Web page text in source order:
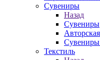
Сувениры
Назад
Сувениры
Сувениры
Текстиль